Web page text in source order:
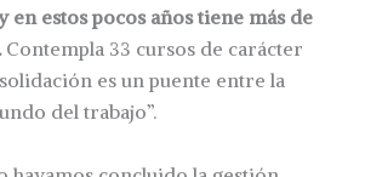
en estos pocos años tiene más de
Contempla 33 cursos de carácter
es un puente entre la
del trabajo”.